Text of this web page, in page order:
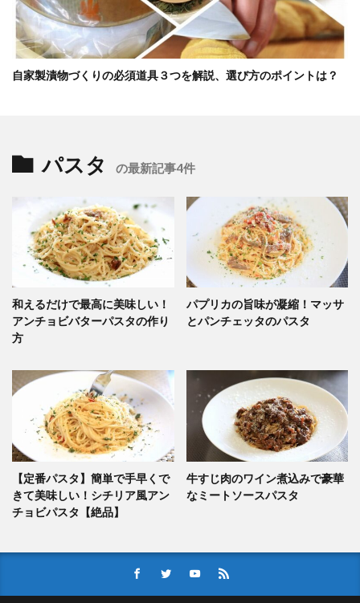
自家製漬物づくりの必須道具３つを解説、選び方のポイントは？
パスタ の最新記事4件
和えるだけで最高に美味しい！
アンチョビバターパスタの作り
方
パプリカの旨味が凝縮！マッサ
とパンチェッタのパスタ
【定番パスタ】簡単で手早くで
きて美味しい！シチリア風アン
チョビパスタ【絶品】
牛すじ肉のワイン煮込みで豪華
なミートソースパスタ